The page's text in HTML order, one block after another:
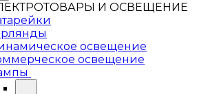
И ОСВЕЩЕНИЕ
освещение
освещение